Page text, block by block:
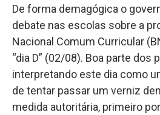
De forma demagógica o
debate nas escolas sobre a
Nacional Comum Curricular
“dia D” (02/08). Boa parte
interpretando este dia como
de tentar passar um verniz
medida autoritária, primeiro